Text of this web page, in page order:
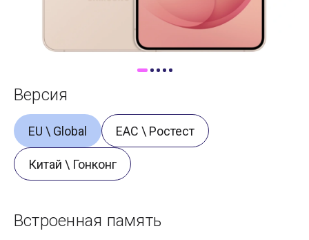
Версия
EU \ Global ЕАС \ Ростест
Китай \ Гонконг
Встроенная память